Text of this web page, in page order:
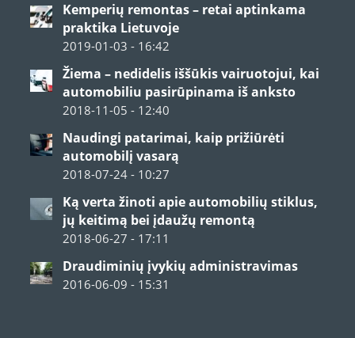
Kemperių remontas – retai aptinkama
praktika Lietuvoje
2019-01-03 - 16:42
Žiema – nedidelis iššūkis vairuotojui, kai
automobiliu pasirūpinama iš anksto
2018-11-05 - 12:40
Naudingi patarimai, kaip prižiūrėti
automobilį vasarą
2018-07-24 - 10:27
Ką verta žinoti apie automobilių stiklus,
jų keitimą bei įdaužų remontą
2018-06-27 - 17:11
Draudiminių įvykių administravimas
2016-06-09 - 15:31